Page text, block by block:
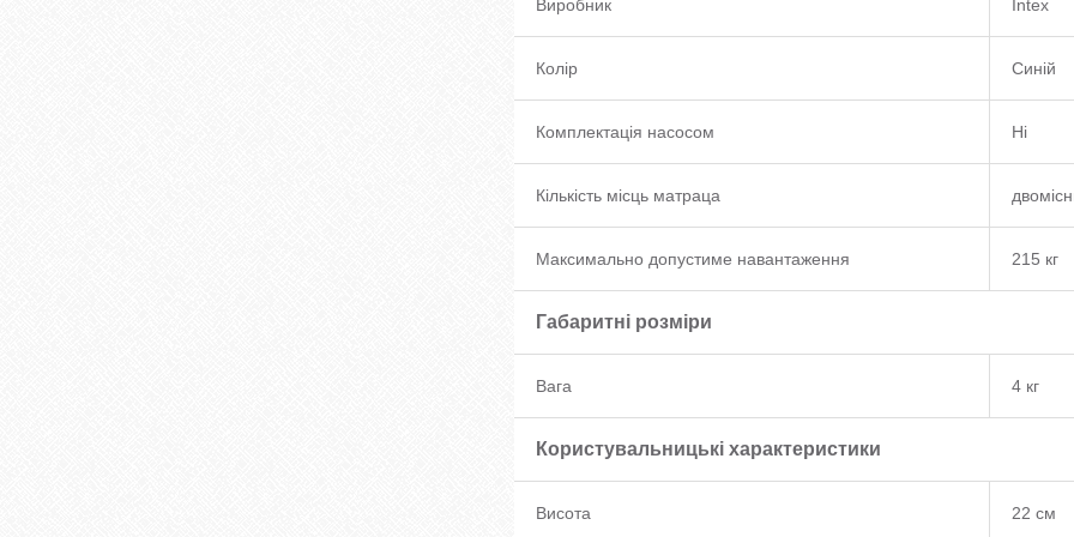
Виробник Intex
Колір Синій
Комплектація насосом Ні
Кількість місць матраца
Максимально допустиме навантаження 215 кг
Габаритні розміри
Вага 4 кг
Користувальницькі характеристики
Висота 22 см